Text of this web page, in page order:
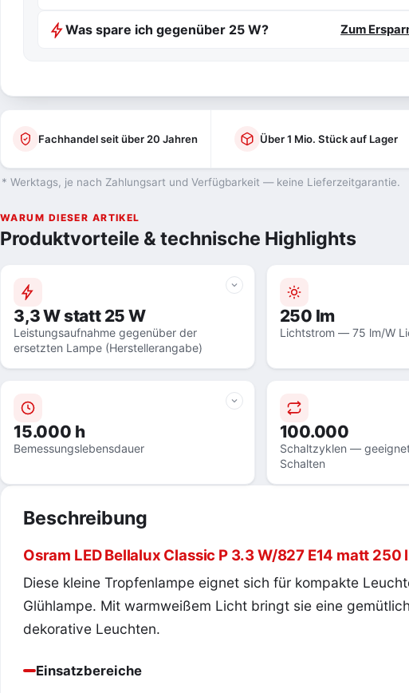
Was spare ich gegenüber 25 W? Zum
Fachhandel seit über 20 Jahren Über 1 Mio. Stück auf Lager
* Werktags, je nach Zahlungsart und Verfügbarkeit — keine Lieferzeitgarantie.
WARUM DIESER ARTIKEL
Produktvorteile & technische Highlights
3,3 W statt 25 W
Leistungsaufnahme gegenüber der
ersetzten Lampe (Herstellerangabe)
250 lm
Lichtstrom — 75 lm/W
15.000 h
Bemessungslebensdauer
100.000
Schaltzyklen —
Schalten
Beschreibung
Osram LED Bellalux Classic P 3.3 W/827 E14 matt
Diese kleine Tropfenlampe eignet sich für kompakte
Glühlampe. Mit warmweißem Licht bringt sie eine
dekorative Leuchten.
Einsatzbereiche